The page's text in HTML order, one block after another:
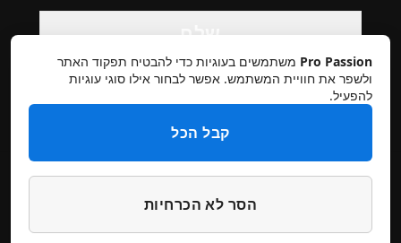
Please
leave
this
field
empty.
מדיניות פרטיות ביטולים והחזרות
Pro Passion משתמשים בעוגיות כדי להבטיח תפקוד האתר
ולשפר את חוויית המשתמש. אפשר לבחור אילו סוגי עוגיות
להפעיל.
קבל הכל
הסר לא הכרחיות